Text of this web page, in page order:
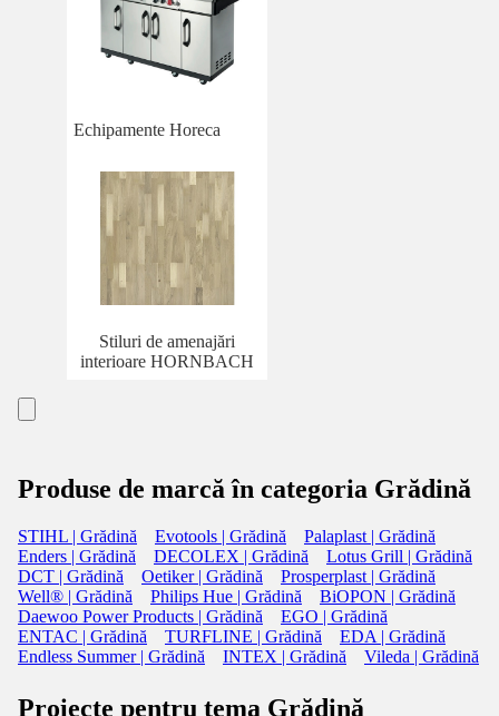
Echipamente Horeca
Stiluri de amenajări
interioare HORNBACH
Produse de marcă în categoria Grădină
STIHL | Grădină Evotools | Grădină
Palaplast | Grădină
Enders | Grădină
DECOLEX | Grădină
Lotus Grill | Grădină
DCT | Grădină
Oetiker | Grădină
Prosperplast | Grădină
Well® | Grădină
Philips Hue | Grădină
BiOPON | Grădină
Daewoo Power Products | Grădină
EGO | Grădină
ENTAC | Grădină
TURFLINE | Grădină
EDA | Grădină
Endless Summer | Grădină
INTEX | Grădină Vileda | Grădină
Proiecte pentru tema Grădină